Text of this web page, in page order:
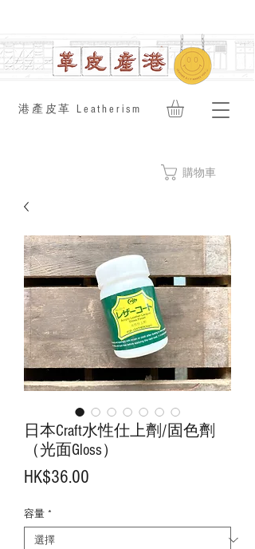
​港產皮革 Leatherism
購物車
日本Craft水性仕上劑/固色劑
（光面Gloss）
HK$36.00
容量 *